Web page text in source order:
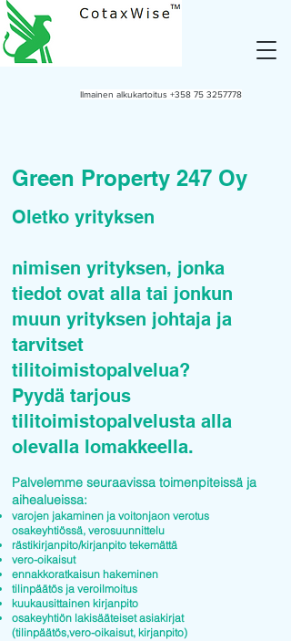
Ilmainen alkukartoitus +358 75 3257778
Green Property 247 Oy
Oletko yrityksen
nimisen yrityksen, jonka
tiedot ovat alla tai jonkun
muun yrityksen johtaja ja
tarvitset
tilitoimistopalvelua?
Pyydä tarjous
tilitoimistopalvelusta alla
olevalla lomakkeella.
Palvelemme seuraavissa toimenpiteissä ja
aihealueissa:
varojen jakaminen ja voitonjaon verotus
osakeyhtiössä, verosuunnittelu
rästikirjanpito/kirjanpito tekemättä
vero-oikaisut
ennakkoratkaisun hakeminen
tilinpäätös ja veroilmoitus
kuukausittainen kirjanpito
osakeyhtiön lakisääteiset asiakirjat
(tilinpäätös,vero-oikaisut, kirjanpito)